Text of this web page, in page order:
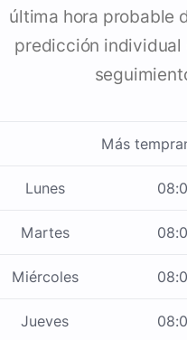
última hora probable
predicción individual
Más
Lunes
Martes
Miércoles
Jueves